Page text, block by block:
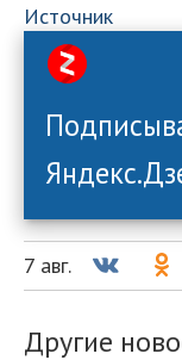
Источник
7 авг.
Другие